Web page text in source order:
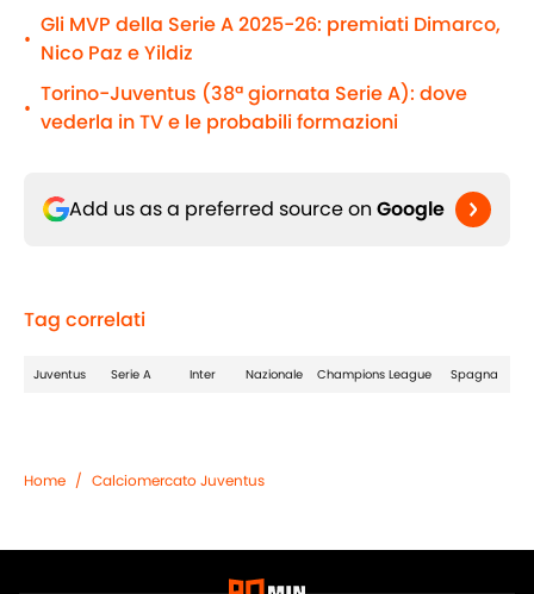
•
Gli MVP della Serie A 2025-26: premiati Dimarco,
Nico Paz e Yildiz
•
Torino-Juventus (38ª giornata Serie A): dove
vederla in TV e le probabili formazioni
Add us as a preferred source on Google
Tag correlati
Juventus Serie A Inter Nazionale Champions League Spagna
Home / Calciomercato Juventus